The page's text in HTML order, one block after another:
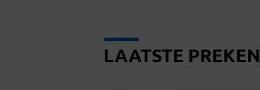
LAATSTE PREKEN